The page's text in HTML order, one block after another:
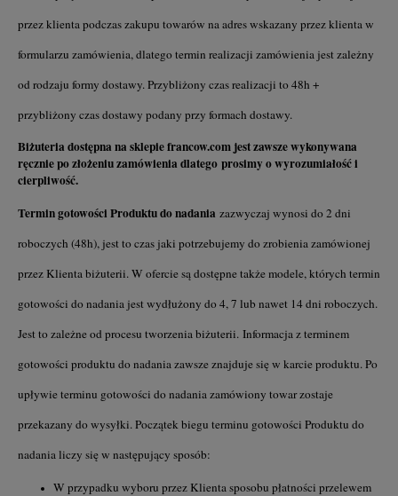
przez klienta podczas zakupu towarów na adres wskazany przez klienta w
formularzu zamówienia, dlatego termin realizacji zamówienia jest zależny
od rodzaju formy dostawy. Przybliżony czas realizacji to 48h +
przybliżony czas dostawy podany przy formach dostawy.
Biżuteria dostępna na sklepie francow.com jest zawsze wykonywana
ręcznie po złożeniu zamówienia dlatego prosimy o wyrozumiałość i
cierpliwość.
Termin gotowości Produktu do nadania zazwyczaj wynosi do 2 dni
roboczych (48h), jest to czas jaki potrzebujemy do zrobienia zamówionej
przez Klienta biżuterii. W ofercie są dostępne także modele, których termin
gotowości do nadania jest wydłużony do 4, 7 lub nawet 14 dni roboczych.
Jest to zależne od procesu tworzenia biżuterii. Informacja z terminem
gotowości produktu do nadania zawsze znajduje się w karcie produktu. Po
upływie terminu gotowości do nadania zamówiony towar zostaje
przekazany do wysyłki. Początek biegu terminu gotowości Produktu do
nadania liczy się w następujący sposób:
W przypadku wyboru przez Klienta sposobu płatności przelewem